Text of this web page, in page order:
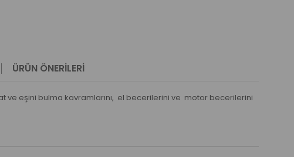
ÜRÜN ÖNERILERI
ve eşini bulma kavramlarını, el becerilerini ve motor becerilerini